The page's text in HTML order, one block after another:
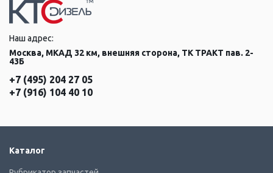
Наш адрес:
Москва, МКАД 32 км, внешняя сторона, ТК ТРАКТ пав. 2-
43Б
+7 (495) 204 27 05
+7 (916) 104 40 10
Каталог